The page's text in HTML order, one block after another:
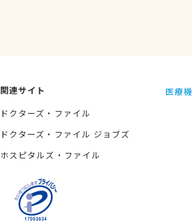
関連サイト
ドクターズ・ファイル
ドクターズ・ファイル ジョブズ
ホスピタルズ・ファイル
医療